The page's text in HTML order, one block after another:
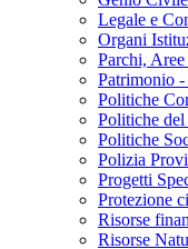
Legale e
Organi
Parchi,
Patrimonio
Politiche
Politiche
Politiche
Polizia
Progetti
Protezione
Risorse
Risorse